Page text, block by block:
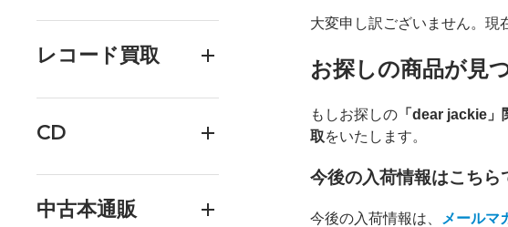
レコード買取
CD
中古本通販
大変申し訳ございません。現
お探しの商品が見
もしお探しの 「dear jackie」
取をいたします。
今後の入荷情報はこちら
今後の入荷情報は、 メールマ